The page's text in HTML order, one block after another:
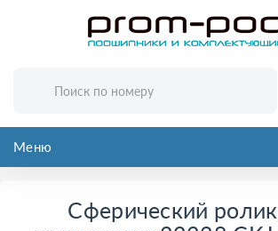
Меню
Сферический